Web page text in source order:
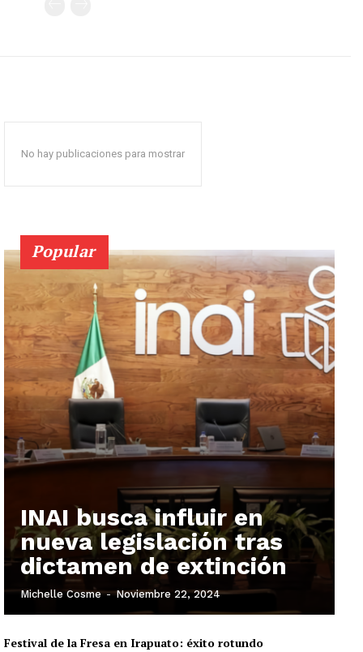
No hay publicaciones para mostrar
Popular
INAI busca influir en
nueva legislación tras
dictamen de extinción
Michelle Cosme - Noviembre 22, 2024
Festival de la Fresa en Irapuato: éxito rotundo